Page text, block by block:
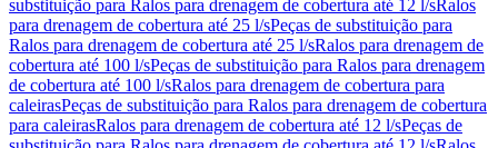
substituição para Ralos para drenagem de cobertura até 12 l/sRalos
para drenagem de cobertura até 25 l/sPeças de substituição para
Ralos para drenagem de cobertura até 25 l/sRalos para drenagem de
cobertura até 100 l/sPeças de substituição para Ralos para drenagem
de cobertura até 100 l/sRalos para drenagem de cobertura para
caleirasPeças de substituição para Ralos para drenagem de cobertura
para caleirasRalos para drenagem de cobertura até 12 l/sPeças de